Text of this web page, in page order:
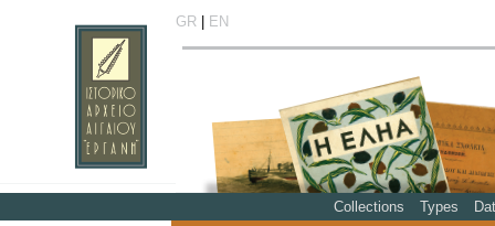
GR| EN
Collections Types